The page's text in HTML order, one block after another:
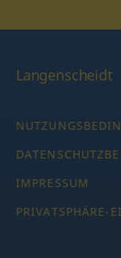
Langenscheidt
IMPRESSUM
PRIVATSPHÄRE-